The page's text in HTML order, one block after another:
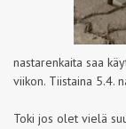
nastarenkaita saa
viikon. Tiistaina 5.4.
Toki jos olet vielä